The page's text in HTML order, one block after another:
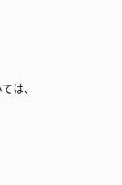
は、